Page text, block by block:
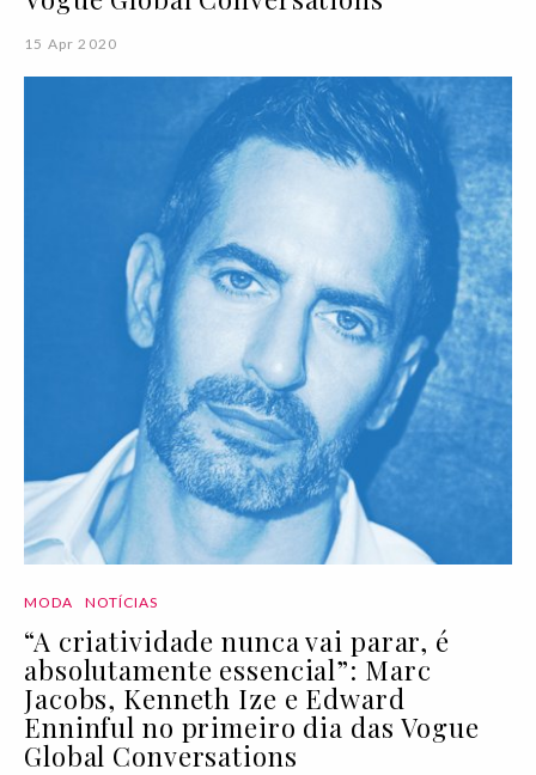
15 Apr 2020
MODA NOTÍCIAS
“A criatividade nunca vai parar, é
absolutamente essencial”: Marc
Jacobs, Kenneth Ize e Edward
Enninful no primeiro dia das Vogue
Global Conversations